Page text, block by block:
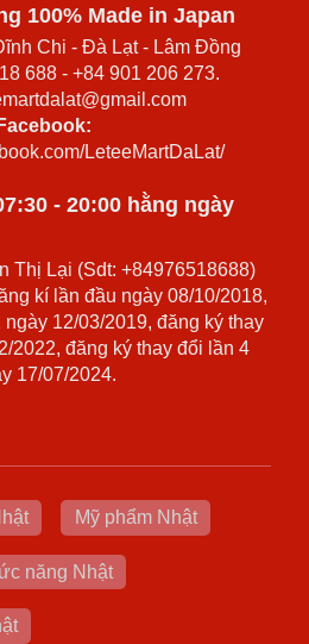
100% Made in Japan
Chi - Đà Lạt - Lâm Đồng
688 - +84 901 206 273.
Facebook:
LeteeMartDaLat/
- 20:00 hằng ngày
Thị Lại (Sdt: +84976518688)
kí lần đầu ngày 08/10/2018,
12/03/2019, đăng ký thay
2022, đăng ký thay đổi lần 4
17/07/2024.
Mỹ phẩm Nhật
năng Nhật